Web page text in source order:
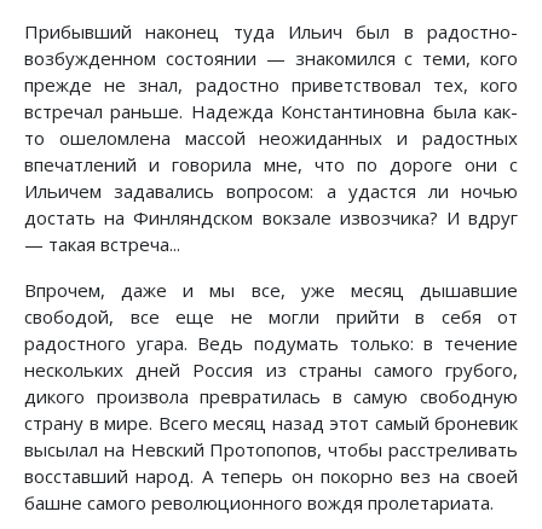
Прибывший наконец туда Ильич был в радостно-
возбужденном состоянии — знакомился с теми, кого
прежде не знал, радостно приветствовал тех, кого
встречал раньше. Надежда Константиновна была как-
то ошеломлена массой неожиданных и радостных
впечатлений и говорила мне, что по дороге они с
Ильичем задавались вопросом: а удастся ли ночью
достать на Финляндском вокзале извозчика? И вдруг
— такая встреча...
Впрочем, даже и мы все, уже месяц дышавшие
свободой, все еще не могли прийти в себя от
радостного угара. Ведь подумать только: в течение
нескольких дней Россия из страны самого грубого,
дикого произвола превратилась в самую свободную
страну в мире. Всего месяц назад этот самый броневик
высылал на Невский Протопопов, чтобы расстреливать
восставший народ. А теперь он покорно вез на своей
башне самого революционного вождя пролетариата.